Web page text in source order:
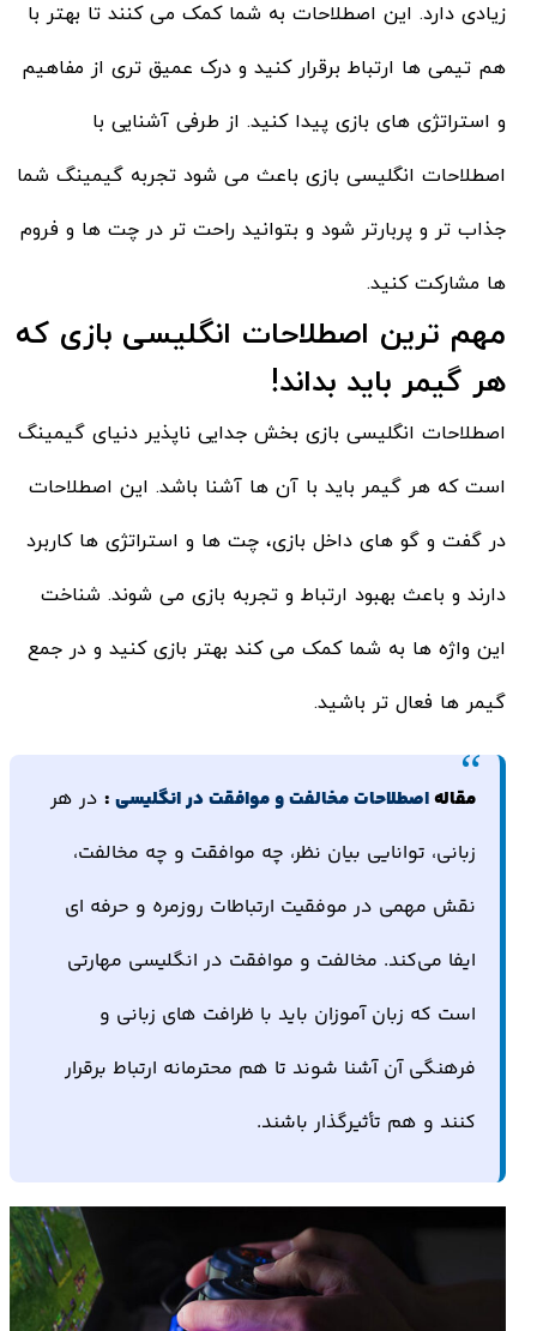
زیادی دارد. این اصطلاحات به شما کمک می کنند تا بهتر با
هم تیمی ها ارتباط برقرار کنید و درک عمیق تری از مفاهیم
و استراتژی های بازی پیدا کنید. از طرفی آشنایی با
اصطلاحات انگلیسی بازی باعث می شود تجربه گیمینگ شما
جذاب تر و پربارتر شود و بتوانید راحت تر در چت ها و فروم
ها مشارکت کنید.
مهم ترین اصطلاحات انگلیسی بازی که
هر گیمر باید بداند!
اصطلاحات انگلیسی بازی بخش جدایی ناپذیر دنیای گیمینگ
است که هر گیمر باید با آن ها آشنا باشد. این اصطلاحات
در گفت و گو های داخل بازی، چت ها و استراتژی ها کاربرد
دارند و باعث بهبود ارتباط و تجربه بازی می شوند. شناخت
این واژه ها به شما کمک می کند بهتر بازی کنید و در جمع
گیمر ها فعال تر باشید.
مقالهاصطلاحات مخالفت و موافقت در انگلیسی : در هر
زبانی، توانایی بیان نظر، چه موافقت و چه مخالفت،
نقش مهمی در موفقیت ارتباطات روزمره و حرفه‌ ای
ایفا می‌کند. مخالفت و موافقت در انگلیسی مهارتی
است که زبان‌ آموزان باید با ظرافت‌ های زبانی و
فرهنگی آن آشنا شوند تا هم محترمانه ارتباط برقرار
کنند و هم تأثیرگذار باشند.